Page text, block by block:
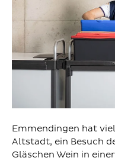
Emmendingen hat
Altstadt, ein Besuch
Gläschen Wein in